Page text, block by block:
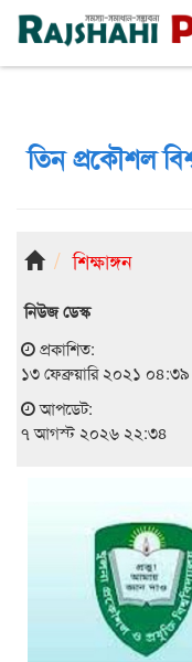
রাজশাহী শুক্রবার, ৭ই আগস্ট
তিন প্রকৌশল
শিক্ষাঙ্গন
নিউজ ডেস্ক
প্রকাশিত:
১৩ ফেব্রুয়ারি ২০২১ ০৪:৩৯
আপডেট:
৭ আগস্ট ২০২৬ ২২:৩৪